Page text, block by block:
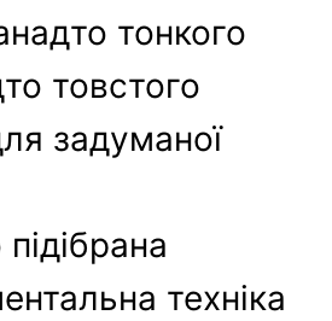
тонкого
товстого
задуманої
техніка